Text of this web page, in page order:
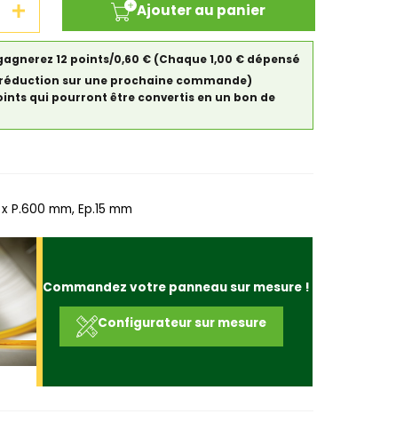
Ajouter au panier
12 points/0,60 € (Chaque 1,00 € dépensé
réduction sur une prochaine commande)
qui pourront être convertis en un bon de
P.600 mm, Ep.15 mm
Commandez votre panneau sur mesure !
Configurateur sur mesure